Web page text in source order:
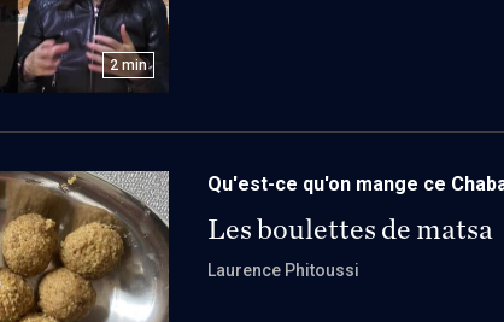
2 min
Qu'est-ce qu'on mange ce
Les boulettes de matsa
Laurence Phitoussi